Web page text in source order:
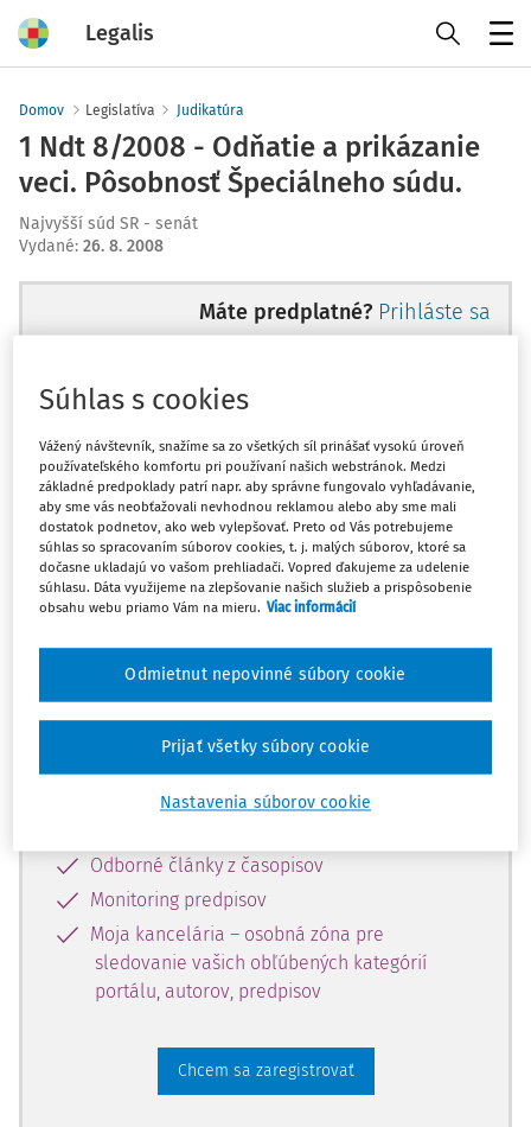
Legalis
Domov Legislatíva Judikatúra
1 Ndt 8/2008 - Odňatie a prikázanie
veci. Pôsobnosť Špeciálneho súdu.
Najvyšší súd SR - senát
Vydané: 26. 8. 2008
Máte predplatné? Prihláste sa
Ups, zatiaľ ste si prečítali len
začiatok...
Celý odborný obsah z tejto oblasti je
dostupný predplatiteľom portálu.
Odomknite si prístup k odbornému
obsahu a získajte prístup na 10 dní
zdarma, stačí sa len zaregistrovať.
Vďaka registrácii získate prístup aj k
vybranému obsahu:
Odborné články z časopisov
Monitoring predpisov
Moja kancelária – osobná zóna pre
sledovanie vašich obľúbených kategórií
portálu, autorov, predpisov
Chcem sa zaregistrovať
Súhlas s cookies
Vážený návštevník, snažíme sa zo všetkých síl prinášať vysokú úroveň
používateľského komfortu pri používaní našich webstránok. Medzi
základné predpoklady patrí napr. aby správne fungovalo vyhľadávanie,
aby sme vás neobťažovali nevhodnou reklamou alebo aby sme mali
dostatok podnetov, ako web vylepšovať. Preto od Vás potrebujeme
súhlas so spracovaním súborov cookies, t. j. malých súborov, ktoré sa
dočasne ukladajú vo vašom prehliadači. Vopred ďakujeme za udelenie
súhlasu. Dáta využijeme na zlepšovanie našich služieb a prispôsobenie
obsahu webu priamo Vám na mieru. Viac informácií
Nastavenia súborov cookie
Odmietnut nepovinné súbory cookie
Prijať všetky súbory cookie